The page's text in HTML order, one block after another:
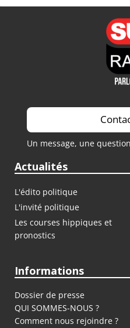
Un message, une
Actualités
L'édito politique
L'invité politique
Les courses hippiques et
pronostics
Informations
Dossier de presse
QUI SOMMES-NOUS ?
Comment nous rejoindre ?